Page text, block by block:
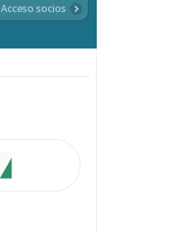
Acceso socios